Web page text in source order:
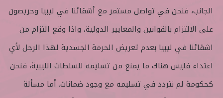
الجانب، فنحن في تواصل مستمر مع أشقائنا في ليبيا وحريصون
على الالتزام بالقوانين والمعايير الدولية، واذا وقع التزام من
اشقائنا في ليبيا بعدم تعريض الحرمة الجسدية لهذا الرجل لأي
اعتداء فليس هناك ما يمنع من تسليمه للسلطات الليبية، فنحن
كحكومة لم نتردد في تسليمه مع وجود ضمانات. أما مسألة